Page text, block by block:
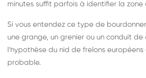
minutes suffit parfois à identifier la zone
Si vous entendez ce type de
une grange, un grenier ou un conduit de
l'hypothèse du nid de frelons
probable.